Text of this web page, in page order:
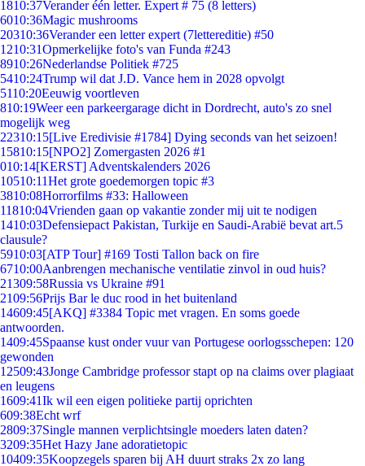
1810:37Verander één letter. Expert # 75 (8 letters)
6010:36Magic mushrooms
20310:36Verander een letter expert (7lettereditie) #50
1210:31Opmerkelijke foto's van Funda #243
8910:26Nederlandse Politiek #725
5410:24Trump wil dat J.D. Vance hem in 2028 opvolgt
5110:20Eeuwig voortleven
810:19Weer een parkeergarage dicht in Dordrecht, auto's zo snel
mogelijk weg
22310:15[Live Eredivisie #1784] Dying seconds van het seizoen!
15810:15[NPO2] Zomergasten 2026 #1
010:14[KERST] Adventskalenders 2026
10510:11Het grote goedemorgen topic #3
3810:08Horrorfilms #33: Halloween
11810:04Vrienden gaan op vakantie zonder mij uit te nodigen
1410:03Defensiepact Pakistan, Turkije en Saudi-Arabië bevat art.5
clausule?
5910:03[ATP Tour] #169 Tosti Tallon back on fire
6710:00Aanbrengen mechanische ventilatie zinvol in oud huis?
21309:58Russia vs Ukraine #91
2109:56Prijs Bar le duc rood in het buitenland
14609:45[AKQ] #3384 Topic met vragen. En soms goede
antwoorden.
1409:45Spaanse kust onder vuur van Portugese oorlogsschepen: 120
gewonden
12509:43Jonge Cambridge professor stapt op na claims over plagiaat
en leugens
1609:41Ik wil een eigen politieke partij oprichten
609:38Echt wrf
2809:37Single mannen verplichtsingle moeders laten daten?
3209:35Het Hazy Jane adoratietopic
10409:35Koopzegels sparen bij AH duurt straks 2x zo lang